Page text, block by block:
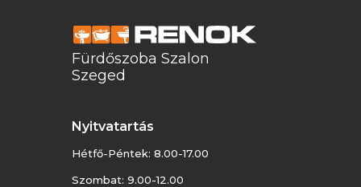
Fürdőszoba Szalon
Szeged
Nyitvatartás
Hétfő-Péntek: 8.00-17.00
Szombat: 9.00-12.00